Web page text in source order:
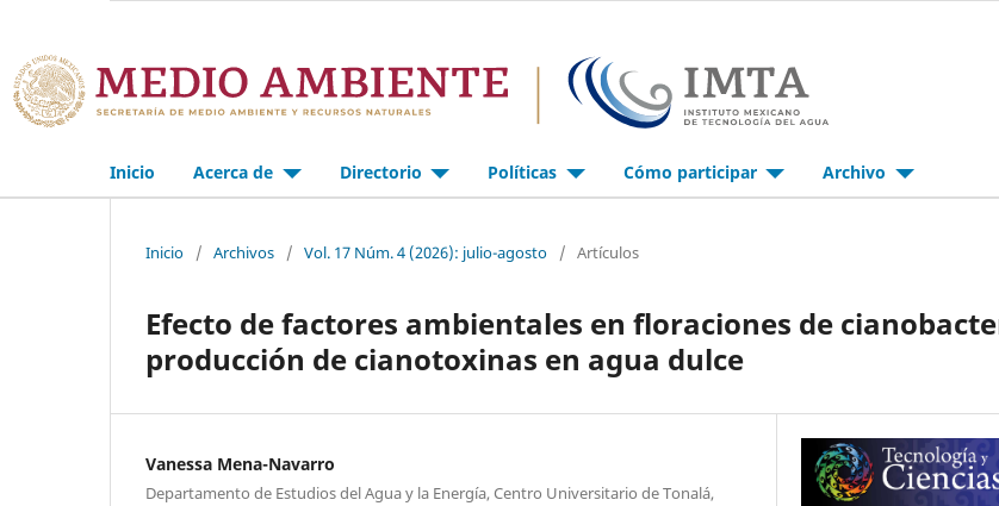
Inicio Acerca de Directorio Políticas Cómo participar Archivo
Inicio / Archivos / Vol. 17 Núm. 4 (2026): julio-agosto / Artículos
Efecto de factores ambientales en floraciones de
producción de cianotoxinas en agua dulce
Vanessa Mena-Navarro
Departamento de Estudios del Agua y la Energía, Centro Universitario de Tonalá,